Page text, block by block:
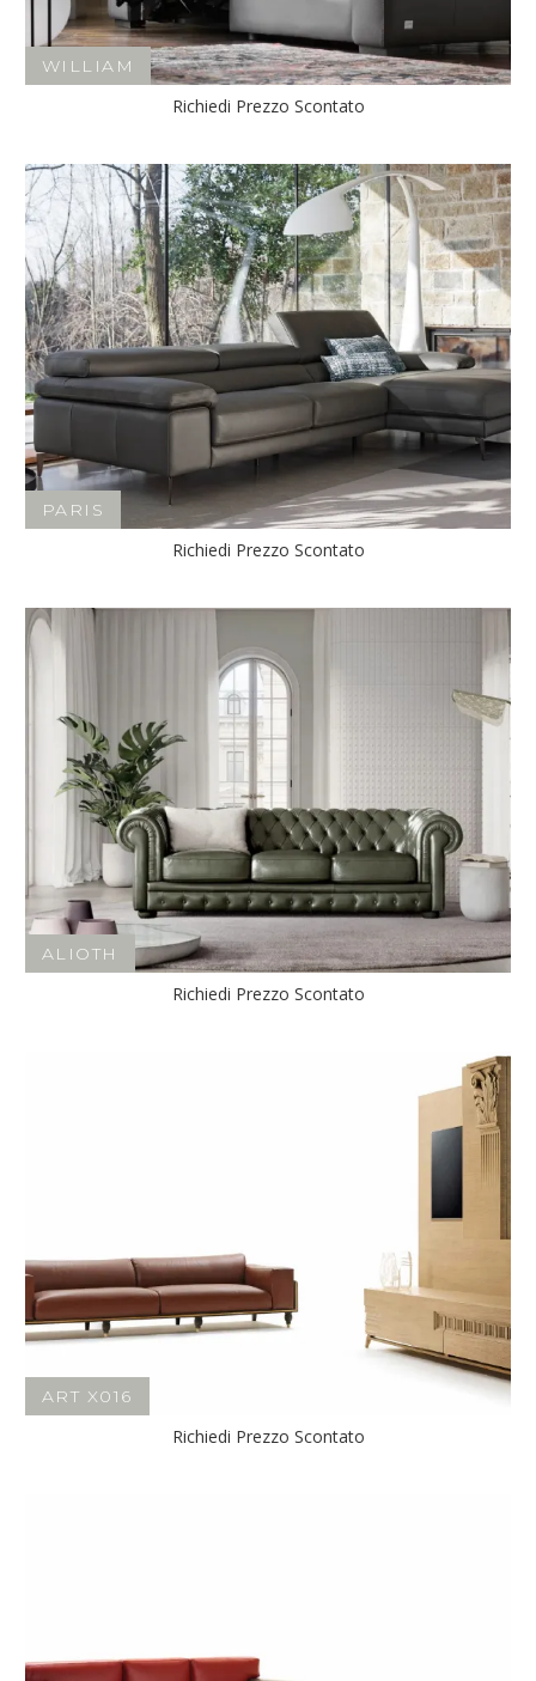
WILLIAM
Richiedi Prezzo Scontato
PARIS
Richiedi Prezzo Scontato
ALIOTH
Richiedi Prezzo Scontato
ART X016
Richiedi Prezzo Scontato